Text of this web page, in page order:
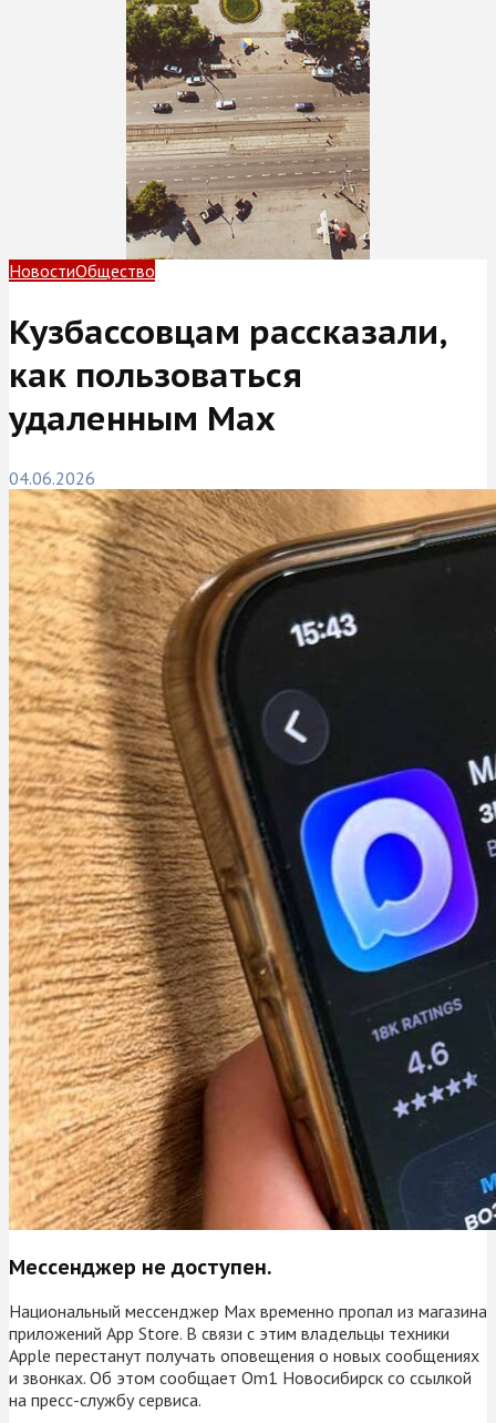
НовостиОбщество
Кузбассовцам рассказали,
как пользоваться
удаленным Max
04.06.2026
Мессенджер не доступен.
Национальный мессенджер Max временно пропал из магазина
приложений App Store. В связи с этим владельцы техники
Apple перестанут получать оповещения о новых сообщениях
и звонках. Об этом сообщает Om1 Новосибирск со ссылкой
на пресс-службу сервиса.